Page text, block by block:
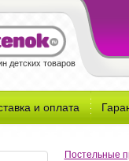
детских товаров
и оплата
Постельные